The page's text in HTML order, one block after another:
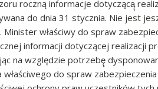
roczną informacje dotyczącą̨
do dnia 31 stycznia. Nie jest
Minister właściwy do spraw
informacji dotyczącej realizacji
na względzie potrzebę̨
do spraw